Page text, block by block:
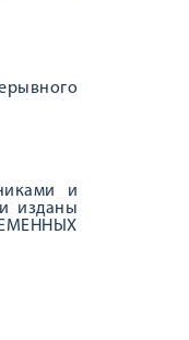
и
изданы